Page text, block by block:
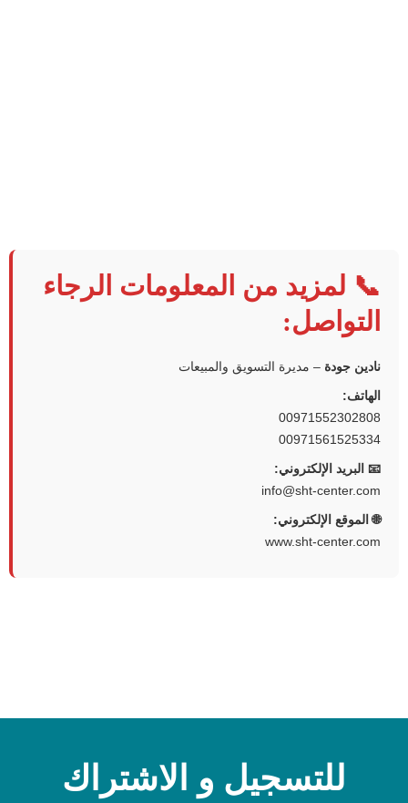
📞 لمزيد من المعلومات الرجاء
التواصل:
نادين جودة – مديرة التسويق والمبيعات
الهاتف:
00971552302808
00971561525334
📧 البريد الإلكتروني:
info@sht-center.com
🌐 الموقع الإلكتروني:
www.sht-center.com
للتسجيل و الاشتراك